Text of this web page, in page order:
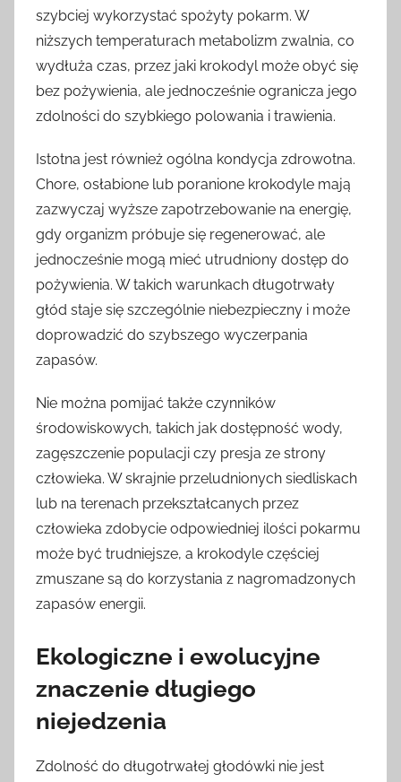
szybciej wykorzystać spożyty pokarm. W
niższych temperaturach metabolizm zwalnia, co
wydłuża czas, przez jaki krokodyl może obyć się
bez pożywienia, ale jednocześnie ogranicza jego
zdolności do szybkiego polowania i trawienia.
Istotna jest również ogólna kondycja zdrowotna.
Chore, osłabione lub poranione krokodyle mają
zazwyczaj wyższe zapotrzebowanie na energię,
gdy organizm próbuje się regenerować, ale
jednocześnie mogą mieć utrudniony dostęp do
pożywienia. W takich warunkach długotrwały
głód staje się szczególnie niebezpieczny i może
doprowadzić do szybszego wyczerpania
zapasów.
Nie można pomijać także czynników
środowiskowych, takich jak dostępność wody,
zagęszczenie populacji czy presja ze strony
człowieka. W skrajnie przeludnionych siedliskach
lub na terenach przekształcanych przez
człowieka zdobycie odpowiedniej ilości pokarmu
może być trudniejsze, a krokodyle częściej
zmuszane są do korzystania z nagromadzonych
zapasów energii.
Ekologiczne i ewolucyjne
znaczenie długiego
niejedzenia
Zdolność do długotrwałej głodówki nie jest